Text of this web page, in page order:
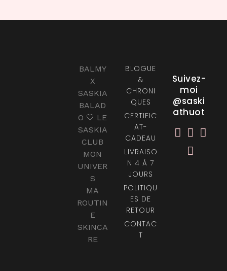
BALMY
X
SASKIA
BALAD
O 🤍 LE
SASKIA
CLUB
MON
UNIVER
S
MA
ROUTIN
E
SKINCA
RE
BLOGUE
&
CHRONI
QUES
CERTIFIC
AT-
CADEAU
LIVRAISO
N 4 À 7
JOURS
POLITIQU
ES DE
RETOUR
CONTAC
T
Suivez-
moi
@saski
athuot